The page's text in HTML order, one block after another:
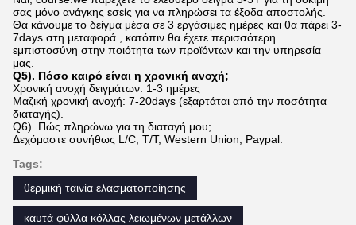
σας μόνο ανάγκης εσείς για να πληρώσει τα έξοδα αποστολής.
Θα κάνουμε το δείγμα μέσα σε 3 εργάσιμες ημέρες και θα πάρει 3-
7days στη μεταφορά., κατόπιν θα έχετε περισσότερη
εμπιστοσύνη στην ποιότητα των προϊόντων και την υπηρεσία
μας.
Q5). Πόσο καιρό είναι η χρονική ανοχή;
Χρονική ανοχή δειγμάτων: 1-3 ημέρες
Μαζική χρονική ανοχή: 7-20days (εξαρτάται από την ποσότητα
διαταγής).
Q6). Πώς πληρώνω για τη διαταγή μου;
Δεχόμαστε συνήθως L/C, T/T, Western Union, Paypal.
Tags:
θερμική ταινία ελασματοποίησης
καυτά φύλλα κόλλας λειωμένων μετάλλων